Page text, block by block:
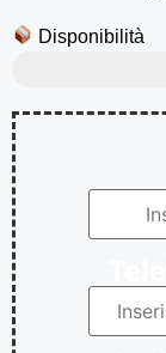
Disponibilità